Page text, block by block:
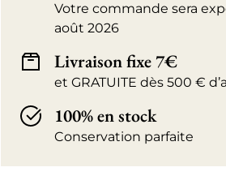
Votre commande sera
août 2026
Livraison fixe 7€
et GRATUITE dès 500 €
100% en stock
Conservation parfaite